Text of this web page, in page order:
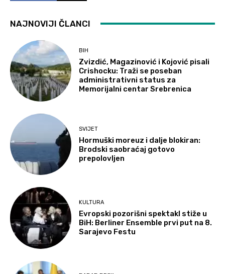
NAJNOVIJI ČLANCI
BIH
Zvizdić, Magazinović i Kojović pisali
Crishocku: Traži se poseban
administrativni status za
Memorijalni centar Srebrenica
SVIJET
Hormuški moreuz i dalje blokiran:
Brodski saobraćaj gotovo
prepolovljen
KULTURA
Evropski pozorišni spektakl stiže u
BiH: Berliner Ensemble prvi put na 8.
Sarajevo Festu